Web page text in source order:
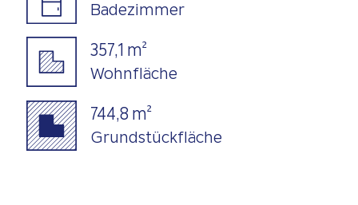
Badezimmer
357,1 m²
Wohnfläche
744,8 m²
Grundstückfläche